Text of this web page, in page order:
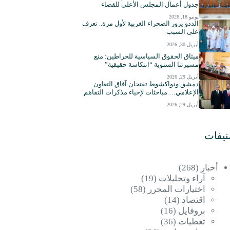
جدول أعمال المجلس الأعلى للقضاء
يونيو 18, 2026
الددو يزور الصحراء الغربية لأول مرة.. تعرف
على السبب
أبريل 30, 2026
ميثاق الحقوق السياسية للحراطين: منع
مسيرتنا السنوية “انتكاسة حقيقية”
أبريل 29, 2026
دمشق ونواكشوط تفتحان آفاق التعاون
الإعلامي… مباحثات لإحياء مذكرات التفاهم
أبريل 29, 2026
أخبار (268)
آراء وتحليلات (19)
اختيارات المحرر (58)
اقتصاد (14)
بروفايل (16)
تغطيات (36)